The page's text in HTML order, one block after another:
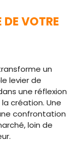
DE VOTRE
un
levier de
une réflexion
création. Une
confrontation
loin de